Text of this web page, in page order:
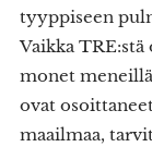
tyyppiseen
Vaikka
monet
ovat
maailmaa,